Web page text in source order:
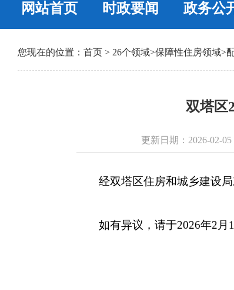
网站首页 时政要闻 政务公
您现在的位置： 首页 > 26个领域>保障性住房领域>
双塔区
更新日期：2026-02-
经双塔区住房和城乡建设局
如有异议，请于2026年2月